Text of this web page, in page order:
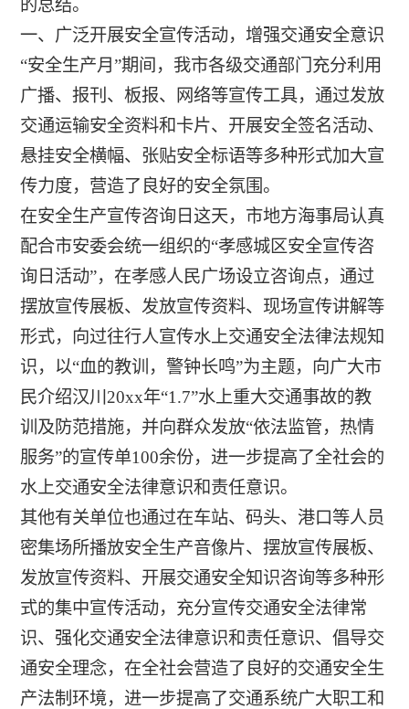
的总结。
一、广泛开展安全宣传活动，增强交通安全意识
“安全生产月”期间，我市各级交通部门充分利用
广播、报刊、板报、网络等宣传工具，通过发放
交通运输安全资料和卡片、开展安全签名活动、
悬挂安全横幅、张贴安全标语等多种形式加大宣
传力度，营造了良好的安全氛围。
在安全生产宣传咨询日这天，市地方海事局认真
配合市安委会统一组织的“孝感城区安全宣传咨
询日活动”，在孝感人民广场设立咨询点，通过
摆放宣传展板、发放宣传资料、现场宣传讲解等
形式，向过往行人宣传水上交通安全法律法规知
识，以“血的教训，警钟长鸣”为主题，向广大市
民介绍汉川20xx年“1.7”水上重大交通事故的教
训及防范措施，并向群众发放“依法监管，热情
服务”的宣传单100余份，进一步提高了全社会的
水上交通安全法律意识和责任意识。
其他有关单位也通过在车站、码头、港口等人员
密集场所播放安全生产音像片、摆放宣传展板、
发放宣传资料、开展交通安全知识咨询等多种形
式的集中宣传活动，充分宣传交通安全法律常
识、强化交通安全法律意识和责任意识、倡导交
通安全理念，在全社会营造了良好的交通安全生
产法制环境，进一步提高了交通系统广大职工和